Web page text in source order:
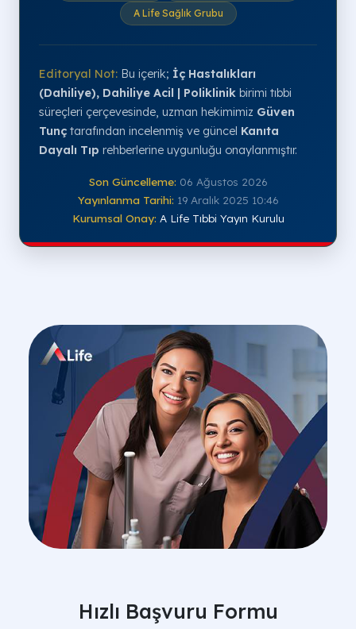
A Life Sağlık Grubu
Editoryal Not: Bu içerik; İç Hastalıkları
(Dahiliye), Dahiliye Acil | Poliklinik birimi tıbbi
süreçleri çerçevesinde, uzman hekimimiz Güven
Tunç tarafından incelenmiş ve güncel Kanıta
Dayalı Tıp rehberlerine uygunluğu onaylanmıştır.
Son Güncelleme: 06 Ağustos 2026
Yayınlanma Tarihi: 19 Aralık 2025 10:46
Kurumsal Onay: A Life Tıbbi Yayın Kurulu
Hızlı Başvuru Formu